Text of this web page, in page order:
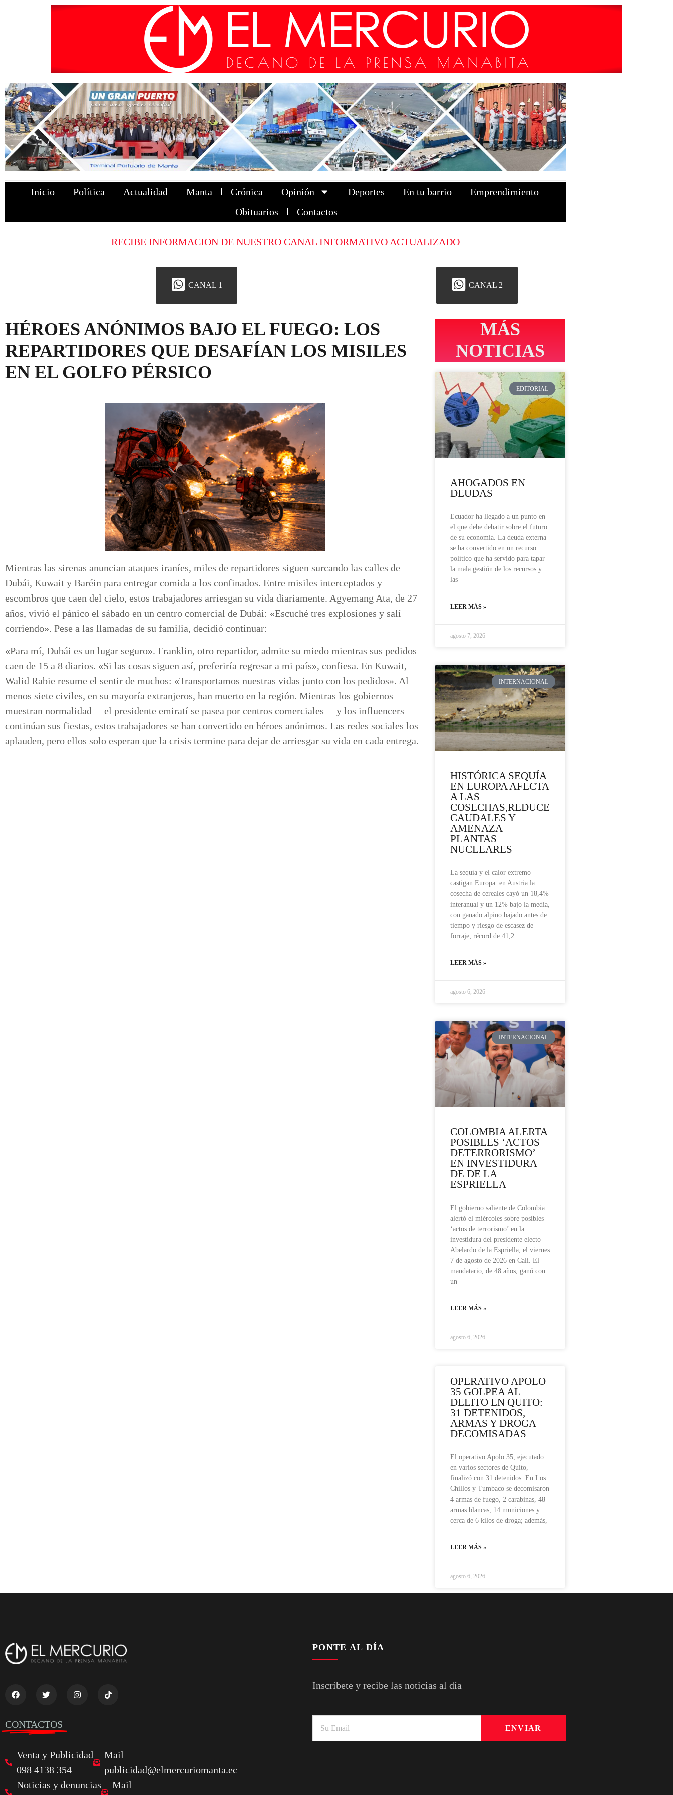
Inicio Política Actualidad Manta Crónica Opinión Deportes En tu barrio
Emprendimiento
Obituarios
Contactos
RECIBE INFORMACION DE NUESTRO CANAL INFORMATIVO ACTUALIZADO
CANAL 1 CANAL 2
HÉROES ANÓNIMOS BAJO EL FUEGO: LOS
REPARTIDORES QUE DESAFÍAN LOS MISILES
EN EL GOLFO PÉRSICO
Mientras las sirenas anuncian ataques iraníes, miles de repartidores siguen surcando las calles de
Dubái, Kuwait y Baréin para entregar comida a los confinados. Entre misiles interceptados y
escombros que caen del cielo, estos trabajadores arriesgan su vida diariamente. Agyemang Ata, de 27
años, vivió el pánico el sábado en un centro comercial de Dubái: «Escuché tres explosiones y salí
corriendo». Pese a las llamadas de su familia, decidió continuar:
«Para mí, Dubái es un lugar seguro». Franklin, otro repartidor, admite su miedo mientras sus pedidos
caen de 15 a 8 diarios. «Si las cosas siguen así, preferiría regresar a mi país», confiesa. En Kuwait,
Walid Rabie resume el sentir de muchos: «Transportamos nuestras vidas junto con los pedidos». Al
menos siete civiles, en su mayoría extranjeros, han muerto en la región. Mientras los gobiernos
muestran normalidad —el presidente emiratí se pasea por centros comerciales— y los influencers
continúan sus fiestas, estos trabajadores se han convertido en héroes anónimos. Las redes sociales los
aplauden, pero ellos solo esperan que la crisis termine para dejar de arriesgar su vida en cada entrega.
MÁS
NOTICIAS
EDITORIAL
AHOGADOS EN
DEUDAS
Ecuador ha llegado a un punto en
el que debe debatir sobre el futuro
de su economía. La deuda externa
se ha convertido en un recurso
político que ha servido para tapar
la mala gestión de los recursos y
las
LEER MÁS »
agosto 7, 2026
INTERNACIONAL
HISTÓRICA SEQUÍA
EN EUROPA AFECTA
A LAS
COSECHAS,REDUCE
CAUDALES Y
AMENAZA
PLANTAS
NUCLEARES
La sequía y el calor extremo
castigan Europa: en Austria la
cosecha de cereales cayó un 18,4%
interanual y un 12% bajo la media,
con ganado alpino bajado antes de
tiempo y riesgo de escasez de
forraje; récord de 41,2
LEER MÁS »
agosto 6, 2026
INTERNACIONAL
COLOMBIA ALERTA
POSIBLES ‘ACTOS
DETERRORISMO’
EN INVESTIDURA
DE DE LA
ESPRIELLA
El gobierno saliente de Colombia
alertó el miércoles sobre posibles
‘actos de terrorismo’ en la
investidura del presidente electo
Abelardo de la Espriella, el viernes
7 de agosto de 2026 en Cali. El
mandatario, de 48 años, ganó con
un
LEER MÁS »
agosto 6, 2026
OPERATIVO APOLO
35 GOLPEA AL
DELITO EN QUITO:
31 DETENIDOS,
ARMAS Y DROGA
DECOMISADAS
El operativo Apolo 35, ejecutado
en varios sectores de Quito,
finalizó con 31 detenidos. En Los
Chillos y Tumbaco se decomisaron
4 armas de fuego, 2 carabinas, 48
armas blancas, 14 municiones y
cerca de 6 kilos de droga; además,
LEER MÁS »
agosto 6, 2026
CONTACTOS
Venta y Publicidad
098 4138 354
Mail
publicidad@elmercuriomanta.ec
Noticias y denuncias
Mail
PONTE AL DÍA
Inscríbete y recibe las noticias al día
ENVIAR